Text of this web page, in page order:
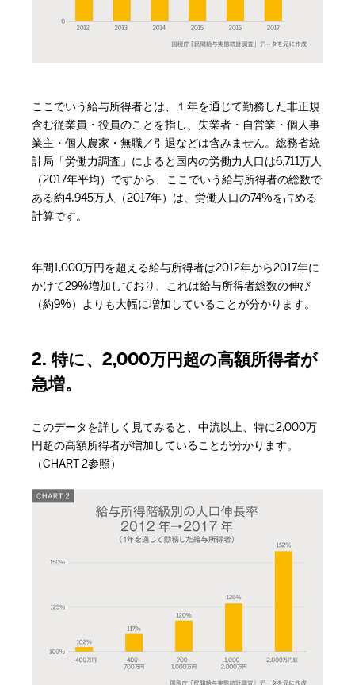
ここでいう給与所得者とは、１年を通じて勤務した非正規
含む従業員・役員のことを指し、失業者・自営業・個人事
業主・個人農家・無職／引退などは含みません。総務省統
計局「労働力調査」によると国内の労働力人口は6,711万人
（2017年平均）ですから、ここでいう給与所得者の総数で
ある約4,945万人（2017年）は、労働人口の74%を占める
計算です。
年間1,000万円を超える給与所得者は2012年から2017年に
かけて29%増加しており、これは給与所得者総数の伸び
（約9%）よりも大幅に増加していることが分かります。
2. 特に、2,000万円超の高額所得者が
急増。
このデータを詳しく見てみると、中流以上、特に2,000万
円超の高額所得者が増加していることが分かります。
（CHART 2参照）